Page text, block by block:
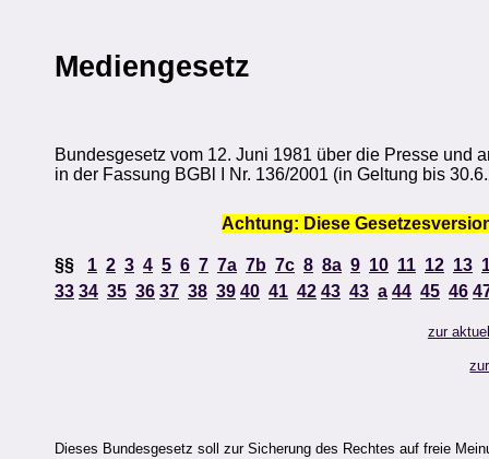
Mediengesetz
Bundesgesetz vom 12. Juni 1981 über die Presse und
in der Fassung BGBl I Nr. 136/2001 (in Geltung bis
Achtung: Diese
§§ 1 2 3 4 5 6 7 7a 7b 7c 8 8a 9 10 11 12 13
33 34 35 36 37 38 39 40 41 42 43 43 a 44 45 46
zur
Dieses Bundesgesetz soll zur Sicherung des Rechtes auf freie